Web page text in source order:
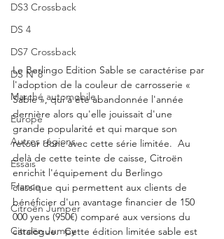
DS3 Crossback
DS 4
DS7 Crossback
DS N°8
Marché automobile
Europe
Autres régions
Essais
France
Citroën Jumper
Citroën Jumpy
Le Berlingo Edition Sable se caractérise par
l'adoption de la couleur de carrosserie «
Sable », qui a été abandonnée l'année
dernière alors qu'elle jouissait d'une
grande popularité et qui marque son
retour donc avec cette série limitée.  Au
delà de cette teinte de caisse, Citroën
enrichit l'équipement du Berlingo
classique qui permettent aux clients de
bénéficier d'un avantage financier de 150
000 yens (950€) comparé aux versions du
catalogue.  Cette édition limitée sable est